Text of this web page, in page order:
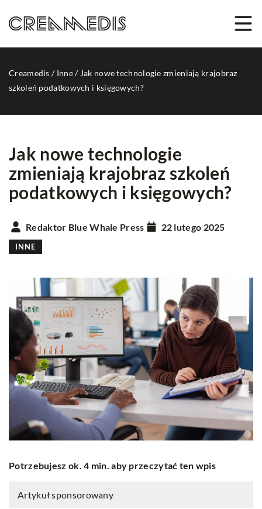
Creamedis / Inne/ Jak nowe technologie zmieniają krajobraz
szkoleń podatkowych i księgowych?
Jak nowe technologie
zmieniają krajobraz szkoleń
podatkowych i księgowych?
Redaktor Blue Whale Press 22 lutego 2025
INNE
Potrzebujesz ok. 4 min. aby przeczytać ten wpis
Artykuł sponsorowany